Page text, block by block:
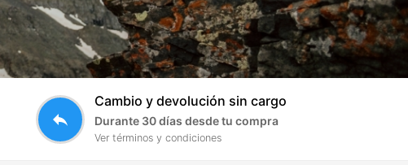
reply
Cambio y devolución sin cargo
Durante 30 días desde tu compra
Ver términos y condiciones